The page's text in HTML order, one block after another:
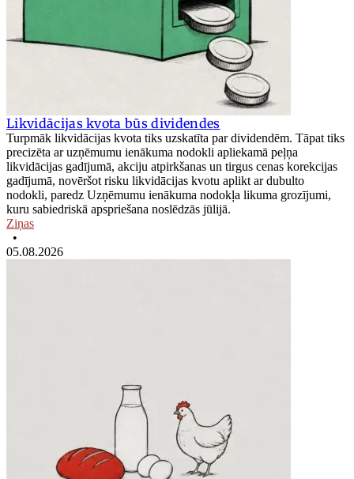
Likvidācijas kvota būs dividendes
Turpmāk likvidācijas kvota tiks uzskatīta par dividendēm. Tāpat tiks
precizēta ar uzņēmumu ienākuma nodokli apliekamā peļņa
likvidācijas gadījumā, akciju atpirkšanas un tirgus cenas korekcijas
gadījumā, novēršot risku likvidācijas kvotu aplikt ar dubulto
nodokli, paredz Uzņēmumu ienākuma nodokļa likuma grozījumi,
kuru sabiedriskā apspriešana noslēdzās jūlijā.
Ziņas
•
05.08.2026